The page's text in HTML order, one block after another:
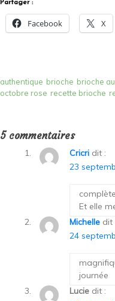
Partager :
Facebook X
authentique brioche brioche
octobre rose recette brioche
5 commentaires
Cricri dit :
23
Et elle
Michelle dit
24
journée
Lucie dit :